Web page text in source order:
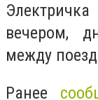
вечером,
между
Ранее